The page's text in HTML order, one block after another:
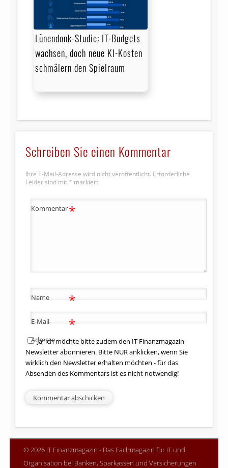
Lünendonk-Studie: IT-Budgets
wachsen, doch neue KI-Kosten
schmälern den Spielraum
Schreiben Sie einen Kommentar
Ihre E-Mail-Adresse wird nicht veröffentlicht. Erforderliche
Felder sind mit * markiert
Kommentar*
Name *
E-Mail-
Adresse
*
Ja, ich möchte bitte zudem den IT Finanzmagazin-
Newsletter abonnieren. Bitte NUR anklicken, wenn Sie
wirklich den Newsletter erhalten möchten - für das
Absenden des Kommentars ist es nicht notwendig!
© 2026 IT Finanzmagazin - Das Fachmagazin für IT und
Organisation bei Banken, Sparkassen und Versicherungen